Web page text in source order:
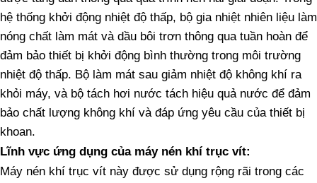
hệ thống khởi động nhiệt độ thấp, bộ gia nhiệt nhiên liệu làm
nóng chất làm mát và dầu bôi trơn thông qua tuần hoàn để
đảm bảo thiết bị khởi động bình thường trong môi trường
nhiệt độ thấp. Bộ làm mát sau giảm nhiệt độ không khí ra
khỏi máy, và bộ tách hơi nước tách hiệu quả nước để đảm
bảo chất lượng không khí và đáp ứng yêu cầu của thiết bị
khoan.
Lĩnh vực ứng dụng của máy nén khí trục vít:
Máy nén khí trục vít này được sử dụng rộng rãi trong các